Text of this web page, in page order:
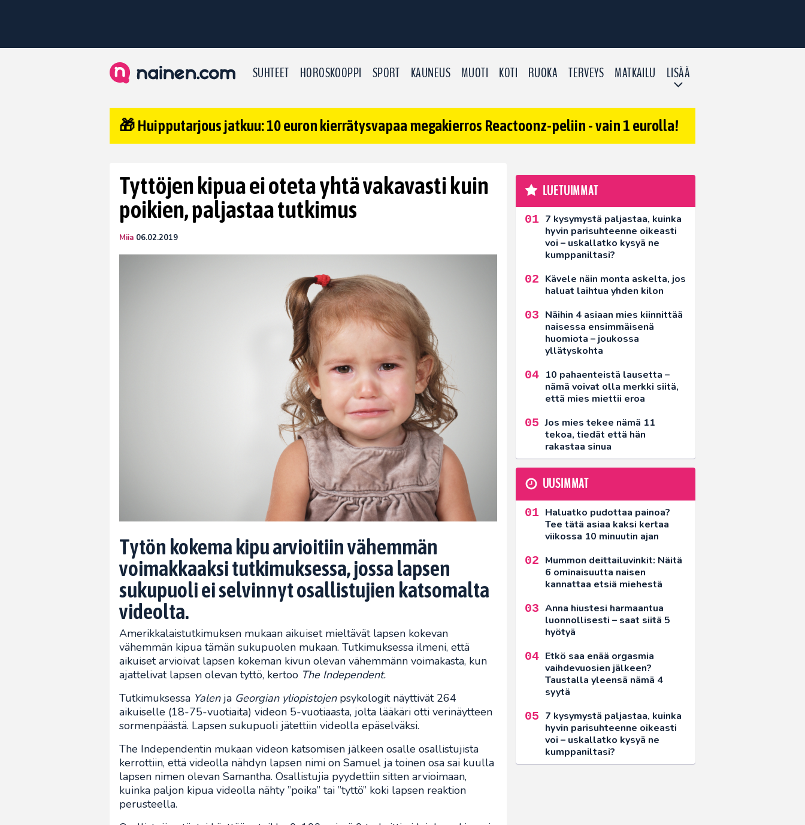
SUHTEET HOROSKOOPPI SPORT KAUNEUS MUOTI KOTI RUOKA TERVEYS MATKAILU LISÄÄ
🎁 Huipputarjous jatkuu: 10 euron kierrätysvapaa megakierros Reactoonz-peliin - vain 1 eurolla!
Tyttöjen kipua ei oteta yhtä vakavasti kuin
poikien, paljastaa tutkimus
Miia 06.02.2019
Tytön kokema kipu arvioitiin vähemmän
voimakkaaksi tutkimuksessa, jossa lapsen
sukupuoli ei selvinnyt osallistujien katsomalta
videolta.
Amerikkalaistutkimuksen mukaan aikuiset mieltävät lapsen kokevan
vähemmän kipua tämän sukupuolen mukaan. Tutkimuksessa ilmeni, että
aikuiset arvioivat lapsen kokeman kivun olevan vähemmänn voimakasta, kun
ajattelivat lapsen olevan tyttö, kertoo The Independent.
Tutkimuksessa Yalen ja Georgian yliopistojen psykologit näyttivät 264
aikuiselle (18-75-vuotiaita) videon 5-vuotiaasta, jolta lääkäri otti verinäytteen
sormenpäästä. Lapsen sukupuoli jätettiin videolla epäselväksi.
The Independentin mukaan videon katsomisen jälkeen osalle osallistujista
kerrottiin, että videolla nähdyn lapsen nimi on Samuel ja toinen osa sai kuulla
lapsen nimen olevan Samantha. Osallistujia pyydettiin sitten arvioimaan,
kuinka paljon kipua videolla nähty ”poika” tai ”tyttö” koki lapsen reaktion
perusteella.
LUETUIMMAT
7 kysymystä paljastaa, kuinka
hyvin parisuhteenne oikeasti
voi – uskallatko kysyä ne
kumppaniltasi?
Kävele näin monta askelta, jos
haluat laihtua yhden kilon
Näihin 4 asiaan mies kiinnittää
naisessa ensimmäisenä
huomiota – joukossa
yllätyskohta
10 pahaenteistä lausetta –
nämä voivat olla merkki siitä,
että mies miettii eroa
Jos mies tekee nämä 11
tekoa, tiedät että hän
rakastaa sinua
UUSIMMAT
Haluatko pudottaa painoa?
Tee tätä asiaa kaksi kertaa
viikossa 10 minuutin ajan
Mummon deittailuvinkit: Näitä
6 ominaisuutta naisen
kannattaa etsiä miehestä
Anna hiustesi harmaantua
luonnollisesti – saat siitä 5
hyötyä
Etkö saa enää orgasmia
vaihdevuosien jälkeen?
Taustalla yleensä nämä 4
syytä
7 kysymystä paljastaa, kuinka
hyvin parisuhteenne oikeasti
voi – uskallatko kysyä ne
kumppaniltasi?